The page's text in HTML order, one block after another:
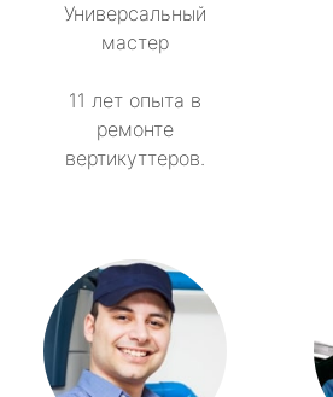
метро Сокольники
метро Профсоюзная
метро Речной вокзал
метро Семеновская
метро Спортивная
Универсальный
мастер
11 лет опыта в
ремонте
вертикуттеров.